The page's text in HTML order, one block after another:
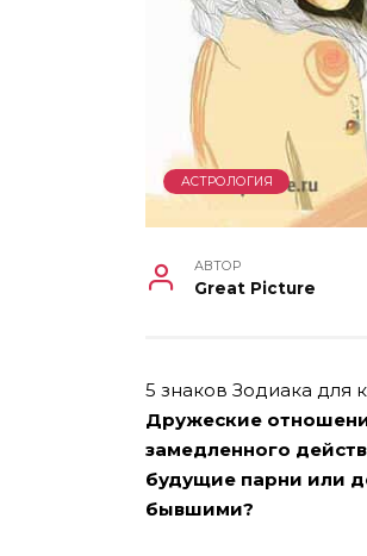
АСТРОЛОГИЯ
АВТОР
Great Picture
5 знаков Зодиака
Дружеские
замедленного
будущие парни или
бывшими?